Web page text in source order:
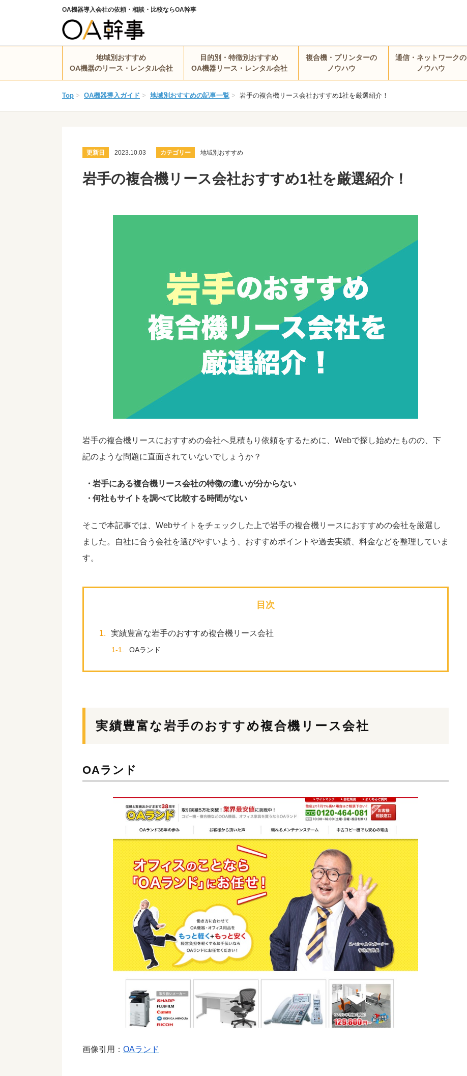
OA機器導入会社の依頼・相談・比較ならOA幹事
地域別おすすめ
OA機器のリース・レンタル会社
目的別・特徴別おすすめ
OA機器リース・レンタル会社
複合機・プリンターの
ノウハウ
通信・ネットワークの
ノウハウ
Top > OA機器導入ガイド > 地域別おすすめの記事一覧 > 岩手の複合機リース会社おすすめ1社を厳選紹介！
更新日 2023.10.03 カテゴリー 地域別おすすめ
岩手の複合機リース会社おすすめ1社を厳選紹介！
岩手の複合機リースにおすすめの会社へ見積もり依頼をするために、Webで探し始めたものの、下
記のような問題に直面されていないでしょうか？
岩手にある複合機リース会社の特徴の違いが分からない
何社もサイトを調べて比較する時間がない
そこで本記事では、Webサイトをチェックした上で岩手の複合機リースにおすすめの会社を厳選し
ました。自社に合う会社を選びやすいよう、おすすめポイントや過去実績、料金などを整理していま
す。
目次
1. 実績豊富な岩手のおすすめ複合機リース会社
1-1. OAランド
実績豊富な岩手のおすすめ複合機リース会社
OAランド
画像引用： OAランド